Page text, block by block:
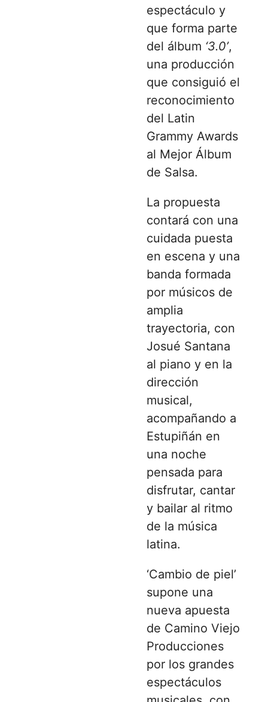
espectáculo y
que forma parte
del álbum ‘3.0’,
una producción
que consiguió el
reconocimiento
del Latin
Grammy Awards
al Mejor Álbum
de Salsa.
La propuesta
contará con una
cuidada puesta
en escena y una
banda formada
por músicos de
amplia
trayectoria, con
Josué Santana
al piano y en la
dirección
musical,
acompañando a
Estupiñán en
una noche
pensada para
disfrutar, cantar
y bailar al ritmo
de la música
latina.
‘Cambio de piel’
supone una
nueva apuesta
de Camino Viejo
Producciones
por los grandes
espectáculos